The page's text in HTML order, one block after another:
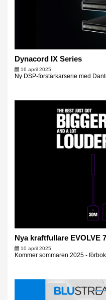
Dynacord IX Series
16 april 2025
Ny DSP-förstärkarserie med
Nya kraftfullare EVOLVE
10 april 2025
Kommer sommaren 2025 -